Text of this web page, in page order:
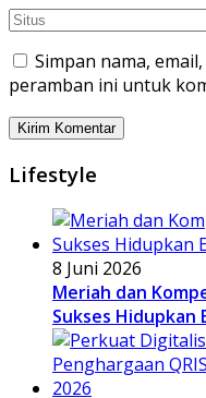
Simpan nama,
peramban ini untuk
Lifestyle
8 Juni 2026
Meriah dan
Sukses Hidupkan